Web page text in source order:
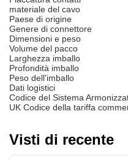
materiale del cavo
Paese di origine
Genere di connettore
Dimensioni e peso
Volume del pacco
Larghezza imballo
Profondità imballo
Peso dell'imballo
Dati logistici
Codice del Sistema
UK Codice della tariffa
Visti di recente